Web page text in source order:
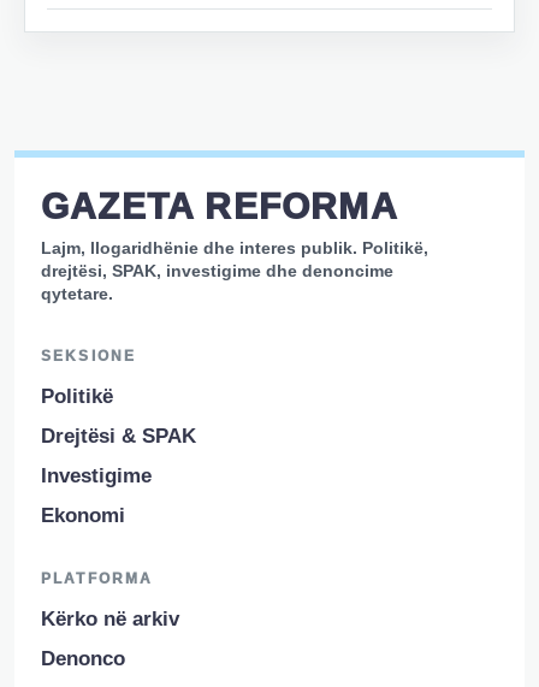
GAZETA REFORMA
Lajm, llogaridhënie dhe interes publik. Politikë,
drejtësi, SPAK, investigime dhe denoncime
qytetare.
SEKSIONE
Politikë
Drejtësi & SPAK
Investigime
Ekonomi
PLATFORMA
Kërko në arkiv
Denonco